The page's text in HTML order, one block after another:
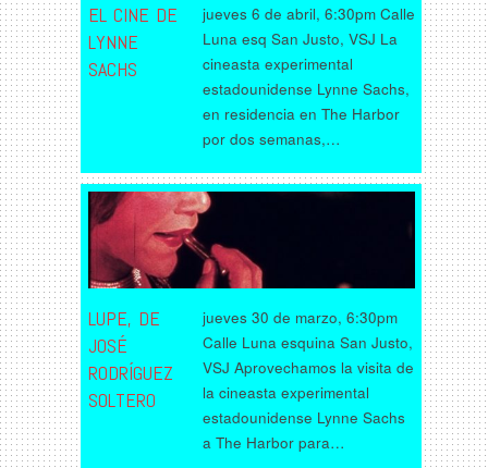
EL CINE DE
LYNNE
SACHS
jueves 6 de abril, 6:30pm Calle
Luna esq San Justo, VSJ La
cineasta experimental
estadounidense Lynne Sachs,
en residencia en The Harbor
por dos semanas,…
LUPE, DE
JOSÉ
RODRÍGUEZ
SOLTERO
jueves 30 de marzo, 6:30pm
Calle Luna esquina San Justo,
VSJ Aprovechamos la visita de
la cineasta experimental
estadounidense Lynne Sachs
a The Harbor para…